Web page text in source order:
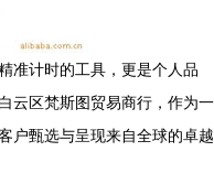
准计时的工具，更是个人品
云区梵斯图贸易商行，作为一
户甄选与呈现来自全球的卓越